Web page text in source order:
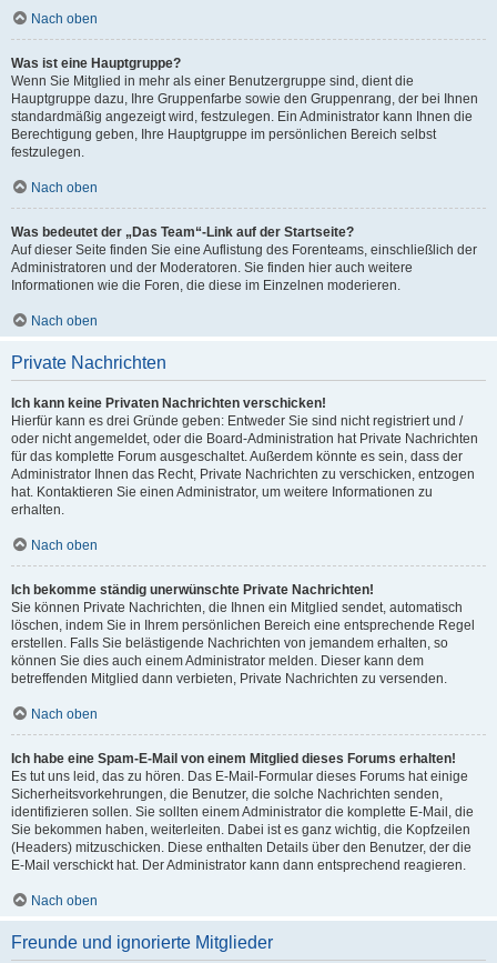
Nach oben
Was ist eine Hauptgruppe?
Wenn Sie Mitglied in mehr als einer Benutzergruppe sind, dient die
Hauptgruppe dazu, Ihre Gruppenfarbe sowie den Gruppenrang, der bei Ihnen
standardmäßig angezeigt wird, festzulegen. Ein Administrator kann Ihnen die
Berechtigung geben, Ihre Hauptgruppe im persönlichen Bereich selbst
festzulegen.
Nach oben
Was bedeutet der „Das Team“-Link auf der Startseite?
Auf dieser Seite finden Sie eine Auflistung des Forenteams, einschließlich der
Administratoren und der Moderatoren. Sie finden hier auch weitere
Informationen wie die Foren, die diese im Einzelnen moderieren.
Nach oben
Private Nachrichten
Ich kann keine Privaten Nachrichten verschicken!
Hierfür kann es drei Gründe geben: Entweder Sie sind nicht registriert und /
oder nicht angemeldet, oder die Board-Administration hat Private Nachrichten
für das komplette Forum ausgeschaltet. Außerdem könnte es sein, dass der
Administrator Ihnen das Recht, Private Nachrichten zu verschicken, entzogen
hat. Kontaktieren Sie einen Administrator, um weitere Informationen zu
erhalten.
Nach oben
Ich bekomme ständig unerwünschte Private Nachrichten!
Sie können Private Nachrichten, die Ihnen ein Mitglied sendet, automatisch
löschen, indem Sie in Ihrem persönlichen Bereich eine entsprechende Regel
erstellen. Falls Sie belästigende Nachrichten von jemandem erhalten, so
können Sie dies auch einem Administrator melden. Dieser kann dem
betreffenden Mitglied dann verbieten, Private Nachrichten zu versenden.
Nach oben
Ich habe eine Spam-E-Mail von einem Mitglied dieses Forums erhalten!
Es tut uns leid, das zu hören. Das E-Mail-Formular dieses Forums hat einige
Sicherheitsvorkehrungen, die Benutzer, die solche Nachrichten senden,
identifizieren sollen. Sie sollten einem Administrator die komplette E-Mail, die
Sie bekommen haben, weiterleiten. Dabei ist es ganz wichtig, die Kopfzeilen
(Headers) mitzuschicken. Diese enthalten Details über den Benutzer, der die
E-Mail verschickt hat. Der Administrator kann dann entsprechend reagieren.
Nach oben
Freunde und ignorierte Mitglieder